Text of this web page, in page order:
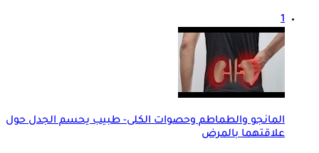
1
المانجو والطماطم وحصوات الكلى- طبيب يحسم الجدل حول
علاقتهما بالمرض